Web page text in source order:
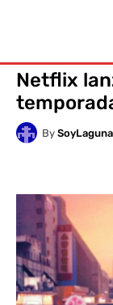
Netflix
By SoyLaguna